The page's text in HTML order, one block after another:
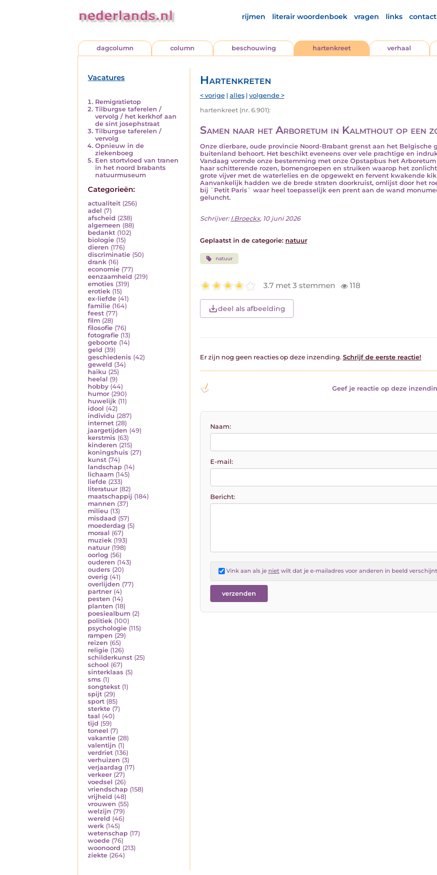
rijmen literair woordenboek vragen links contact
dagcolumn column beschouwing hartenkreet verhaal
Vacatures
Remigratietop
Tilburgse taferelen /
vervolg / het kerkhof aan
de sint josephstraat
Tilburgse taferelen /
vervolg
Opnieuw in de
ziekenboeg
Een stortvloed van tranen
in het noord brabants
natuurmuseum
Categorieën:
actualiteit (256)
adel (7)
afscheid (238)
algemeen (88)
bedankt (102)
biologie (15)
dieren (176)
discriminatie (50)
drank (16)
economie (77)
eenzaamheid (219)
emoties (319)
erotiek (15)
ex-liefde (41)
familie (164)
feest (77)
film (28)
filosofie (76)
fotografie (13)
geboorte (14)
geld (39)
geschiedenis (42)
geweld (34)
haiku (25)
heelal (9)
hobby (44)
humor (290)
huwelijk (11)
idool (42)
individu (287)
internet (28)
jaargetijden (49)
kerstmis (63)
kinderen (215)
koningshuis (27)
kunst (74)
landschap (14)
lichaam (145)
liefde (233)
literatuur (82)
maatschappij (184)
mannen (37)
milieu (13)
misdaad (57)
moederdag (5)
moraal (67)
muziek (193)
natuur (198)
oorlog (56)
ouderen (143)
ouders (20)
overig (41)
overlijden (77)
partner (4)
pesten (14)
planten (18)
poesiealbum (2)
politiek (100)
psychologie (115)
rampen (29)
reizen (65)
religie (126)
schilderkunst (25)
school (67)
sinterklaas (5)
sms (1)
songtekst (1)
spijt (29)
sport (85)
sterkte (7)
taal (40)
tijd (59)
toneel (7)
vakantie (28)
valentijn (1)
verdriet (136)
verhuizen (3)
verjaardag (17)
verkeer (27)
voedsel (26)
vriendschap (158)
vrijheid (48)
vrouwen (55)
welzijn (79)
wereld (46)
werk (145)
wetenschap (17)
woede (76)
woonoord (213)
ziekte (264)
Hartenkreten
< vorige| alles| volgende >
hartenkreet (nr. 6.901):
Samen naar het Arboretum in Kalmthout op een
Onze dierbare, oude provincie Noord-Brabant grenst aan het Belgische
buitenland behoort. Het beschikt eveneens over vele prachtige en
Vandaag vormde onze bestemming met onze Opstapbus het
haar schitterende rozen, bomengroepen en struiken waarop het
grote vijver met de waterlelies en de opgewekt en fervent kwakende
Aanvankelijk hadden we de brede straten doorkruist, omlijst door het
bij ¨Petit Paris¨ waar heel toepasselijk een prent aan de wand
geluncht.
Schrijver: I.Broeckx, 10 juni 2026
Geplaatst in de categorie: natuur
natuur
3.7 met 3 stemmen 118
deel als afbeelding
Er zijn nog geen reacties op deze inzending. Schrijf de eerste reactie!
Geef je reactie op deze
Naam:
E-mail:
Bericht:
Vink aan als je nietwilt dat je e-mailadres voor anderen in beeld verschijnt